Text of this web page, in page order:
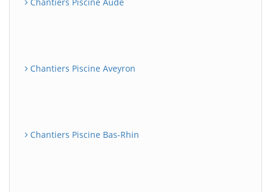
Chantiers Piscine Aveyron
Chantiers Piscine Bas-Rhin